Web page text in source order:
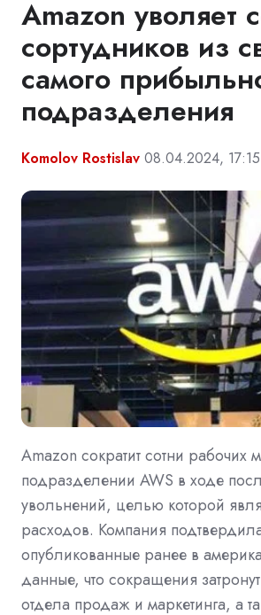
Amazon уволяет
сортудников из
самого
подразделения
Komolov Rostislav 08.04.2024, 17:15
Amazon сократит сотни рабочих
подразделении AWS в ходе
увольнений, целью которой
расходов. Компания
опубликованные ранее в
данные, что сокращения
отдела продаж и маркетинга, а